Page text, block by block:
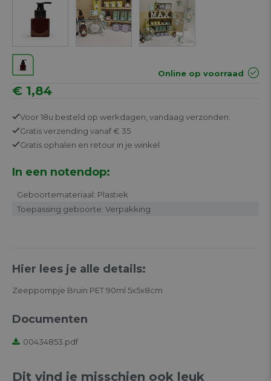
Online op voorraad
€ 1,84
Voor 18u besteld op werkdagen, vandaag verzonden.
Gratisverzending vanaf € 35
Gratis ophalen en retour in je winkel
In een notendop:
Geboortemateriaal: Plastiek
Toepassing geboorte: Verpakking
Hier lees je alle details:
Zeeppompje Bruin PET 90ml 5x5x8cm
Documenten
00434853.pdf
Dit vind je misschien ook leuk